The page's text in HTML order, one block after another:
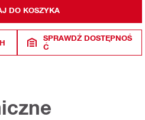
DO KOSZYKA
SPRAWDŹ DOSTĘPNOŚ
Ć